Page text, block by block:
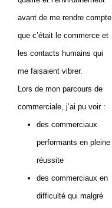
avant de me rendre compte
que c’était le commerce et
les contacts humains qui
me faisaient vibrer.
Lors de mon parcours de
commerciale, j’ai pu voir :
des commerciaux
performants en pleine
réussite
des commerciaux en
difficulté qui malgré